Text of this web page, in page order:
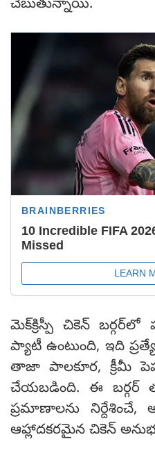
చెబుతున్నాయి.
మెక్‌క్రిస్పీ చికెన్
ప్యాటీ ఉంటుంది, ఇది
తాజా పాలకూర, క్రీమీ
చేయబడింది. ఈ
ప్రమాణాలను నిర్దేశించే,
ఆహ్లాదకరమైన చికెన్